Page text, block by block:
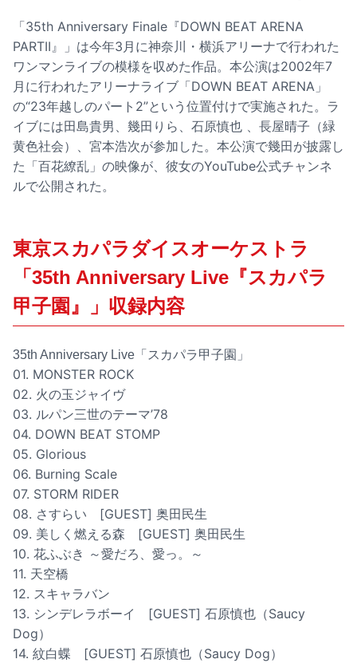
「35th Anniversary Finale『DOWN BEAT ARENA
PARTII』」は今年3月に神奈川・横浜アリーナで行われた
ワンマンライブの模様を収めた作品。本公演は2002年7
月に行われたアリーナライブ「DOWN BEAT ARENA」
の“23年越しのパート2”という位置付けで実施された。ラ
イブには田島貴男、幾田りら、石原慎也 、長屋晴子（緑
黄色社会）、宮本浩次が参加した。本公演で幾田が披露し
た「百花繚乱」の映像が、彼女のYouTube公式チャンネ
ルで公開された。
東京スカパラダイスオーケストラ
「35th Anniversary Live『スカパラ
甲子園』」収録内容
35th Anniversary Live「スカパラ甲子園」
01. MONSTER ROCK
02. 火の玉ジャイヴ
03. ルパン三世のテーマ’78
04. DOWN BEAT STOMP
05. Glorious
06. Burning Scale
07. STORM RIDER
08. さすらい [GUEST] 奥田民生
09. 美しく燃える森 [GUEST] 奥田民生
10. 花ふぶき ～愛だろ、愛っ。～
11. 天空橋
12. スキャラバン
13. シンデレラボーイ [GUEST] 石原慎也（Saucy
Dog）
14. 紋白蝶 [GUEST] 石原慎也（Saucy Dog）